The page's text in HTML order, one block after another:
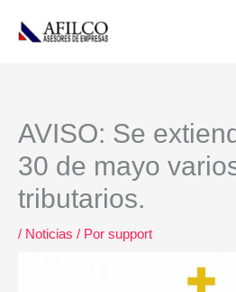
AVISO: Se
30 de mayo
tributarios.
/ Noticias / Por support